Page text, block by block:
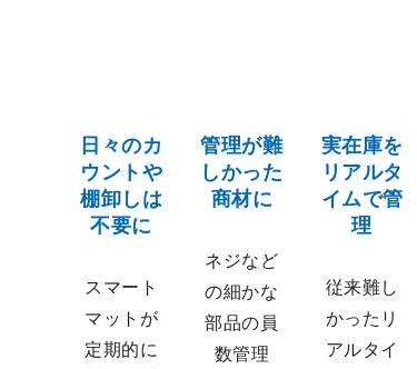
日々のカ
ウントや
棚卸しは
不要に
スマート
マットが
定期的に
管理が難
しかった
商材に
ネジなど
の細かな
部品の員
数管理
実在庫を
リアルタ
イムで管
理
従来難し
かったリ
アルタイ